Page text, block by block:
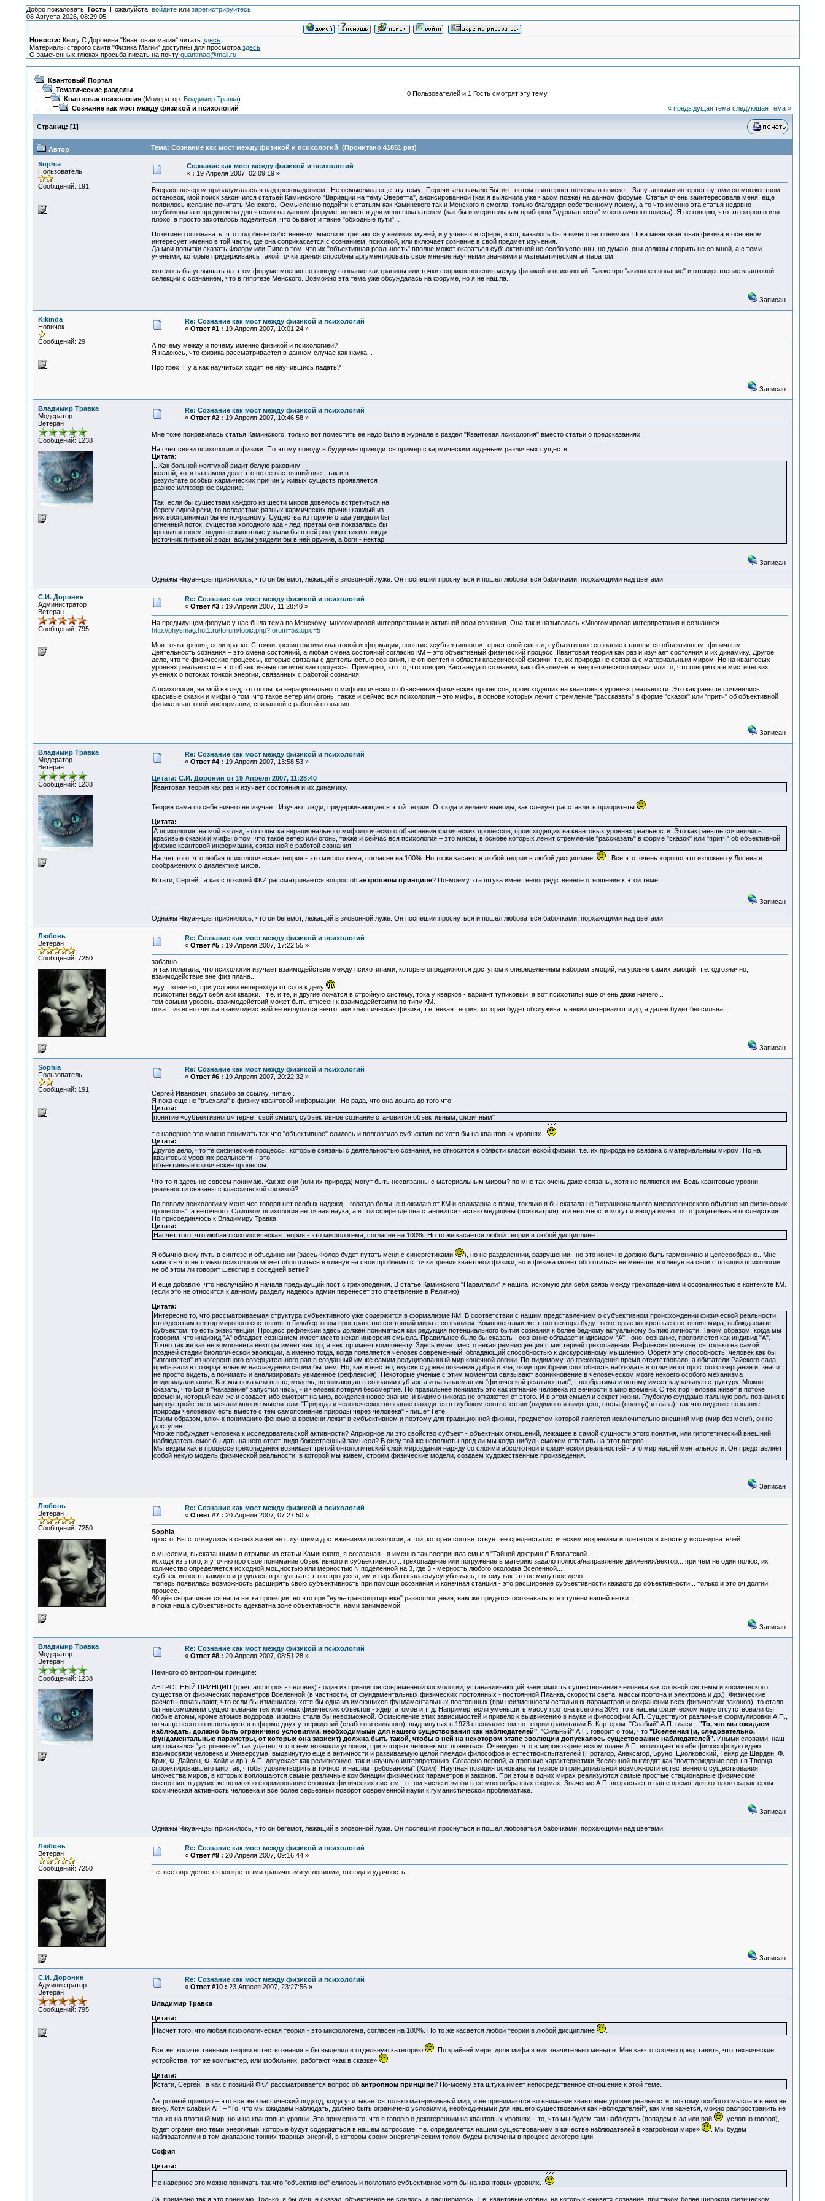
Добро пожаловать, Гость. Пожалуйста, войдитеили зарегистрируйтесь.
08 Августа 2026, 08:29:05
Новости: Книгу С.Доронина "Квантовая магия" читатьздесь
Материалы старого сайта "Физика Магии" доступны для просмотраздесь
О замеченных глюках просьба писать на почтуquantmag@mail.ru
Квантовый Портал
Тематические разделы
Квантовая психология(Модератор: Владимир Травка)
Сознание как мост между физикой и психологий
0 Пользователей и 1 Гость смотрят эту тему.
« предыдущая тема следующая тема »
Страниц: [1]
Автор Тема: Сознание как мост между физикой и психологий (Прочитано 41851 раз)
Sophia
Пользователь
Сообщений: 191
Сознание как мост между физикой и психологий
« : 19 Апреля 2007, 02:09:19 »
Вчерась вечером призадумалась я над грехопадением.. Не осмыслила еще эту тему.. Перечитала начало Бытия.. потом в интернет полезла в поиске .. Запутанными интернет путями со множеством
остановок, мой поиск закончился статьей Каминского "Вариации на тему Эверетта", анонсированной (как я выяснила уже часом позже) на данном форуме. Статья очень заинтересовала меня, еще
появилось желание почитать Менского.. Осмысленно подойти к статьям как Каминского так и Менского я смогла, только благодяря собственному поиску, а то что именно эта статья недавно
опубликована и предложена для чтения на данном форуме, является для меня показателем (как бы измерительным прибором "адекватности" моего личного поиска). Я не говорю, что это хорошо или
плохо, а просто захотелось поделиться, что бывают и такие "обходные пути"...
Позитивно осознавать, что подобные собственным, мысли встречаются у великих мужей, и у ученых в сфере, в кот, казалось бы я ничего не понимаю. Пока меня квантовая физика в основном
интересует именно в той части, где она соприкасается с сознанием, психикой, или включает сознание в свой предмет изучения.
Да мои попытки сказать Фолору или Пипе о том, что их "объективная реальность" вполне может оказаться субъективной не особо успешны, но думаю, они должны спорить не со мной, а с теми
учеными, которые придерживаясь такой точки зрения способны аргументировать свое мнение научными знаниями и математическим аппаратом..
хотелось бы услышать на этом форуме мнения по поводу сознания как границы или точки соприкосновения между физикой и психологий. Также про "акивное сознание" и отождествение квантовой
селекции с сознанием, что в гипотезе Менского. Возможно эта тема уже обсуждалась на форуме, но я не нашла..
Записан
Kikinda
Новичок
Сообщений: 29
Re: Сознание как мост между физикой и психологий
« Ответ #1 : 19 Апреля 2007, 10:01:24 »
А почему между и почему именно физикой и психологией?
Я надеюсь, что физика рассматривается в данном случае как наука...
Про грех. Ну а как научиться ходит, не научившись падать?
Записан
Владимир Травка
Модератор
Ветеран
Сообщений: 1238
Re: Сознание как мост между физикой и психологий
« Ответ #2 : 19 Апреля 2007, 10:46:58 »
Мне тоже понравилась статья Каминского, только вот поместить ее надо было в журнале в раздел "Квантовая психология" вместо статьи о предсказаниях.
На счет связи психологии и физики. По этому поводу в буддизме приводится пример с кармическим виденьем различных существ.
Цитата:
...Как больной желтухой видит белую раковину
желтой, хотя на самом деле это не ее настоящий цвет, так и в
результате особых кармических причин у живых существ проявляется
разное иллюзорное видение.
Так, если бы существам каждого из шести миров довелось встретиться на
берегу одной реки, то вследствие разных кармических причин каждый из
них воспринимал бы ее по-разному. Существа из горячего ада увидели бы
огненный поток, существа холодного ада - лед, претам она показалась бы
кровью и гноем, водяные животные узнали бы в ней родную стихию, люди -
источник питьевой воды, асуры увидели бы в ней оружие, а боги - нектар.
Записан
Однажы Чжуан-цзы приснилось, что он бегемот, лежащий в зловонной луже. Он поспешил проснуться и пошел любоваться бабочками, порхающими над цветами.
С.И. Доронин
Администратор
Ветеран
Сообщений: 795
Re: Сознание как мост между физикой и психологий
« Ответ #3 : 19 Апреля 2007, 11:28:40 »
На предыдущем форуме у нас была тема по Менскому, многомировой интерпретации и активной роли сознания. Она так и называлась «Многомировая интерпретация и сознание»
http://physmag.hut1.ru/forum/topic.php?forum=5&topic=5
Моя точка зрения, если кратко. С точки зрения физики квантовой информации, понятие «субъективного» теряет свой смысл, субъективное сознание становится объективным, физичным.
Деятельность сознания – это смена состояний, а любая смена состояний согласно КМ – это объективный физический процесс. Квантовая теория как раз и изучает состояния и их динамику. Другое
дело, что те физические процессы, которые связаны с деятельностью сознания, не относятся к области классической физики, т.е. их природа не связана с материальным миром. Но на квантовых
уровнях реальности – это объективные физические процессы. Примерно, это то, что говорит Кастанеда о сознании, как об «элементе энергетического мира», или то, что говорится в мистических
учениях о потоках тонкой энергии, связанных с работой сознания.
А психология, на мой взгляд, это попытка нерационального мифологического объяснения физических процессов, происходящих на квантовых уровнях реальности. Это как раньше сочинялись
красивые сказки и мифы о том, что такое ветер или огонь, также и сейчас вся психология – это мифы, в основе которых лежит стремление "рассказать" в форме "сказок" или "притч" об объективной
физике квантовой информации, связанной с работой сознания.
Записан
Владимир Травка
Модератор
Ветеран
Сообщений: 1238
Re: Сознание как мост между физикой и психологий
« Ответ #4 : 19 Апреля 2007, 13:58:53 »
Цитата: С.И. Доронин от 19 Апреля 2007, 11:28:40
Квантовая теория как раз и изучает состояния и их динамику.
Теория сама по себе ничего не изучает. Изучают люди, придерживающиеся этой теории. Отсюда и делаем выводы, как следует расставлять приоритеты
Цитата:
А психология, на мой взгляд, это попытка нерационального мифологического объяснения физических процессов, происходящих на квантовых уровнях реальности. Это как раньше сочинялись
красивые сказки и мифы о том, что такое ветер или огонь, также и сейчас вся психология – это мифы, в основе которых лежит стремление "рассказать" в форме "сказок" или "притч" об объективной
физике квантовой информации, связанной с работой сознания.
Насчет того, что любая психологическая теория - это мифологема, согласен на 100%. Но то же касается любой теории в любой дисциплине
. Все это очень хорошо это изложено у Лосева в
соображениях о диалектике мифа.
Кстати, Сергей, а как с позиций ФКИ рассматривается вопрос об антропном принципе? По-моему эта штука имеет непосредственное отношение к этой теме.
Записан
Однажы Чжуан-цзы приснилось, что он бегемот, лежащий в зловонной луже. Он поспешил проснуться и пошел любоваться бабочками, порхающими над цветами.
Любовь
Ветеран
Сообщений: 7250
Re: Сознание как мост между физикой и психологий
« Ответ #5 : 19 Апреля 2007, 17:22:55 »
забавно...
я так полагала, что психология изучает взаимодействие между психотипами, которые определяются доступом к опеределенным наборам эмоций, на уровне самих эмоций, т.е. одгозначно,
взаимодействие вне физ плана...
нуу... конечно, при условии неперехода от слов к делу
психотипы ведут себя аки кварки... т.е. и те, и другие ложатся в стройную систему, тока у кварков - вариант тупиковый, а вот психотипы еще очень даже ничего...
тем самым уровень взаимодействий может быть отнесен к взаимодействиям по типу КМ...
пока... из всего числа взаимодействий не вылупится нечто, аки классическая физика, т.е. некая теория, которая будет обслуживать некий интервал от и до, а далее будет бессильна...
Записан
Sophia
Пользователь
Сообщений: 191
Re: Сознание как мост между физикой и психологий
« Ответ #6 : 19 Апреля 2007, 20:22:32 »
Сергей Иванович, спасибо за ссылку, читаю..
Я пока еще не "въехала" в физику квантовой информации.. Но рада, что она дошла до того что
Цитата:
понятие «субъективного» теряет свой смысл, субъективное сознание становится объективным, физичным"
т.е наверное это можно понимать так что "объективное" слилось и полглотило субъективное хотя бы на квантовых уровнях.
Цитата:
Другое дело, что те физические процессы, которые связаны с деятельностью сознания, не относятся к области классической физики, т.е. их природа не связана с материальным миром. Но на
квантовых уровнях реальности – это
объективные физические процессы.
Что-то я здесь не совсем понимаю. Как же они (или их природа) могут быть несвязанны с материальным миром? по мне так очень даже связаны, хотя не являются им. Ведь квантовые уровни
реальности связаны с классической физикой?
По поводу психологии у меня чес говоря нет особых надежд.., гораздо больше я ожидаю от КМ и солидарна с вами, токлько я бы сказала не "нерационального мифологического объяснения физических
процессов", а неточного. Слишком психология неточная наука, а в той сфере где она становится частью медицины (психиатрия) эти неточности могут и иногда имеют оч отрицательные последствия.
Но присоединяюсь к Владимиру Травка
Цитата:
Насчет того, что любая психологическая теория - это мифологема, согласен на 100%. Но то же касается любой теории в любой дисциплине
Я обычно вижу путь в синтезе и объединении (здесь Фолор будет путать меня с синергетиками
), но не разделеннии, разрушении.. но это конечно должно быть гармонично и целесообразно.. Мне
кажется что не только психология может обоготиться взглянув на свои проблемы с точки зрения квантовой физики, но и физика может обоготиться не меньше, взглянув на свои с позиций психологии..
не об этом ли говорит шекспир в соседней ветке?
И еще добавлю, что неслучайно я начала предыдущий пост с грехоподения. В статье Каминского "Параллели" я нашла искомую для себя связь между грехопадением и осознанностью в контексте КМ.
(если это не относится к данному разделу надеюсь админ перенесет это ответвление в Религию)
Цитата:
Интересно то, что рассматриваемая структура субъективного уже содержится в формализме КМ. В соответствии с нашим представлением о субъективном происхождении физической реальности,
отождествим вектор мирового состояния, в Гильбертовом пространстве состояний мира с сознанием. Компонентами же этого вектора будут некоторые конкретные состояния мира, наблюдаемые
субъектом, то есть экзистенции. Процесс рефлексии здесь должен пониматься как редукция потенциального бытия сознания к более бедному актуальному бытию личности. Таким образом, когда мы
говорим, что индивид "А" обладает сознанием имеет место некая инверсия смысла. Правильнее было бы сказать - сознание обладает индивидом "А",- оно, сознание, проявляется как индивид "А".
Точно так же как не компонента вектора имеет вектор, а вектор имеет компоненту. Здесь имеет место некая ремнисценция с мистерией грехопадения. Рефлексия появляется только на самой
поздней стадии биологической эволюции, а именно тогда, когда появляется человек современный, обладающий способностью к дискурсивному мышлению. Обретя эту способность, человек как бы
"изгоняется" из когерентного созерцательного рая в созданный им же самим редуцированный мир конечной логики. По-видимому, до грехопадения время отсутствовало, а обитатели Райского сада
пребывали в созерцательном наслаждении своим бытием. Но, как известно, вкусив с древа познания добра и зла, люди приобрели способность наблюдать в отличие от простого созерцания и, значит,
не просто видеть, а понимать и анализировать увиденное (рефлексия). Некоторые ученые с этим моментом связывают возникновение в человеческом мозге некоего особого механизма
индивидуализации. Как мы показали выше, модель, возникающая в сознании субъекта и называемая им "физической реальностью", - необратима и потому имеет каузальную структуру. Можно
сказать, что Бог в "наказание" запустил часы, - и человек потерял бессмертие. Но правильнее понимать это как изгнание человека из вечности в мир времени. С тех пор человек живет в потоке
времени, который сам же и создает, ибо смотрит на мир, вожделея новое знание, и видимо никогда не откажется от этого. И в этом смысл и секрет жизни. Глубокую фундаментальную роль познания в
мироустройстве отмечали многие мыслители. "Природа и человеческое познание находятся в глубоком соответствии (видимого и видящего, света (солнца) и глаза), так что видение-познание
природы человеком есть вместе с тем самопознание природы через человека",- пишет Гете.
Таким образом, ключ к пониманию феномена времени лежит в субъективном и поэтому для традиционной физики, предметом которой является исключительно внешний мир (мир без меня), он не
доступен.
Что же побуждает человека к исследовательской активности? Априорное ли это свойство субъект - объектных отношений, лежащее в самой сущности этого понятия, или гипотетический внешний
наблюдатель смог бы дать на него ответ, видя божественный замысел? В силу той же неполноты вряд ли мы когда-нибудь сможем ответить на этот вопрос.
Мы видим как в процессе грехопадения возникает третий онтологический слой мироздания наряду со слоями абсолютной и физической реальностей - это мир нашей ментальности. Он представляет
собой некую модель физической реальности, в которой мы живем, строим физические модели, создаем художественные произведения.
Записан
Любовь
Ветеран
Сообщений: 7250
Re: Сознание как мост между физикой и психологий
« Ответ #7 : 20 Апреля 2007, 07:27:50 »
Sophia
просто, Вы столкнулись в своей жизни не с лучшими достижениями психологии, а той, которая соответствует ее среднестатистическим возрениям и плетется в хвосте у исследователей...
с мыслями, высказанными в отрывке из статьи Каминского, я согласная - я именно так восприняла смысл "Тайной доктрины" Блаватской...
исходя из этого, я уточню про свое понимание объективного и субъективного... грехопадение или погружение в материю задало полюса/направление движения/вектор... при чем не один полюс, их
количество определяется исходной мощностью или мерностью N поделенной на 3, где 3 - мерность любого околодка Вселенной...
субъективность каждого и родилась в результате этого процесса, им и нарабатывалась/усугублялась, потому как это не минутное дело...
теперь появилась возможность расширять свою субъективность при помощи осознания и конечная станция - это расширение субъективности каждого до объективности... только и это оч долгий
процесс...
40 дён сворачивается наша ветка проекции, но это при "нуль-транспортировке" развоплощения, нам же придется осознавать все ступени нашей ветки...
а пока наша субъективность адекватна зоне объективности, нами занимаемой...
Записан
Владимир Травка
Модератор
Ветеран
Сообщений: 1238
Re: Сознание как мост между физикой и психологий
« Ответ #8 : 20 Апреля 2007, 08:51:28 »
Немного об антропном принципе:
АНТРОПНЫЙ ПРИНЦИП (греч. anthropos - человек) - один из принципов современной космологии, устанавливающий зависимость существования человека как сложной системы и космического
существа от физических параметров Вселенной (в частности, от фундаментальных физических постоянных - постоянной Планка, скорости света, массы протона и электрона и др.). Физические
расчеты показывают, что если бы изменилась хотя бы одна из имеющихся фундаментальных постоянных (при неизменности остальных параметров и сохранении всех физических законов), то стало
бы невозможным существование тех или иных физических объектов - ядер, атомов и т. д. Например, если уменьшить массу протона всего на 30%, то в нашем физическом мире отсутствовали бы
любые атомы, кроме атомов водорода, и жизнь стала бы невозможной. Осмысление этих зависимостей и привело к выдвижению в науке и философии А.П. Существуют различные формулировки А.П.,
но чаще всего он используется в форме двух утверждений (слабого и сильного), выдвинутых в 1973 специалистом по теории гравитации Б. Картером. "Слабый" А.П. гласит: "То, что мы ожидаем
наблюдать, должно быть ограничено условиями, необходимыми для нашего существования как наблюдателей". "Сильный" А.П. говорит о том, что "Вселенная (и, следовательно,
фундаментальные параметры, от которых она зависит) должна быть такой, чтобы в ней на некотором этапе эволюции допускалось существование наблюдателей". Иными словами, наш
мир оказался "устроенным" так удачно, что в нем возникли условия, при которых человек мог появиться. Очевидно, что в мировоззренческом плане А.П. воплощает в себе философскую идею
взаимосвязи человека и Универсума, выдвинутую еще в античности и развиваемую целой плеядой философов и естествоиспытателей (Протагор, Анаксагор, Бруно, Циолковский, Тейяр де Шарден, Ф.
Крик, Ф. Дайсон, Ф. Хойл и др.). А.П. допускает как религиозную, так и научную интерпретацию. Согласно первой, антропные характеристики Вселенной выглядят как "подтверждение веры в Творца,
спроектировавшего мир так, чтобы удовлетворить в точности нашим требованиям" (Хойл). Научная позиция основана на тезисе о принципиальной возможности естественного существования
множества миров, в которых воплощаются самые различные комбинации физических параметров и законов. При этом в одних мирах реализуются самые простые стационарные физические
состояния, в других же возможно формирование сложных физических систем - в том числе и жизни в ее многообразных формах. Значение А.П. возрастает в наше время, для которого характерны
космическая активность человека и все более серьезный поворот современной науки к гуманистической проблематике.
Записан
Однажы Чжуан-цзы приснилось, что он бегемот, лежащий в зловонной луже. Он поспешил проснуться и пошел любоваться бабочками, порхающими над цветами.
Любовь
Ветеран
Сообщений: 7250
Re: Сознание как мост между физикой и психологий
« Ответ #9 : 20 Апреля 2007, 09:16:44 »
т.е. все определяется конкретными граничными условиями, отсюда и удачность...
Записан
С.И. Доронин
Администратор
Ветеран
Сообщений: 795
Re: Сознание как мост между физикой и психологий
« Ответ #10 : 23 Апреля 2007, 23:27:56 »
Владимир Травка
Цитата:
Насчет того, что любая психологическая теория - это мифологема, согласен на 100%. Но то же касается любой теории в любой дисциплине
.
Все же, количественные теории естествознания я бы выделил в отдельную категорию
. По крайней мере, доля мифа в них значительно меньше. Мне как-то сложно представить, что технические
устройства, тот же компьютер, или мобильник, работают «как в сказке»
.
Цитата:
Кстати, Сергей, а как с позиций ФКИ рассматривается вопрос об антропном принципе? По-моему эта штука имеет непосредственное отношение к этой теме.
Антропный принцип – это все же классический подход, когда учитывается только материальный мир, и не принимаются во внимание квантовые уровни реальности, поэтому особого смысла я в нем не
вижу. Хотя слабый АП – "То, что мы ожидаем наблюдать, должно быть ограничено условиями, необходимыми для нашего существования как наблюдателей", как мне кажется, можно распространить не
только на плотный мир, но и на квантовые уровни. Это примерно то, что я говорю о декогеренции на квантовых уровнях – то, что мы будем там наблюдать (попадем в ад или рай
, условно говоря),
будет ограничено теми энергиями, которые будут содержаться в нашем астросоме, т.е. определяется нашим существованием в качестве наблюдателей в «загробном мире»
. Мы будем
наблюдателями в том диапазоне тонких тварных энергий, в котором своим энергетическим телом будем включены в процесс декогеренции.
София
Цитата:
т.е наверное это можно понимать так что "объективное" слилось и поглотило субъективное хотя бы на квантовых уровнях.
Да, примерно так я это понимаю. Только, я бы лучше сказал, объективное не слилось, а расширилось. Т.е. квантовые уровни, на которых «живет» сознание, при таком более широком физическом